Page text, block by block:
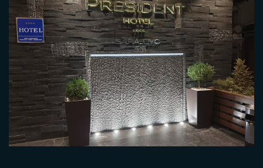
FONTANE VODENE NITI
VODENE NITI NSFSBIH